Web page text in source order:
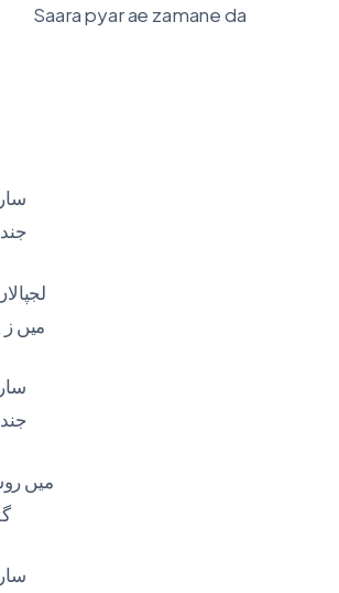
Saara pyar ae zamane da
میں
میں